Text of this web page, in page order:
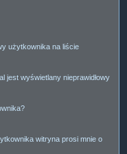
użytkownika na liście
jest wyświetlany nieprawidłowy
witryna prosi mnie o